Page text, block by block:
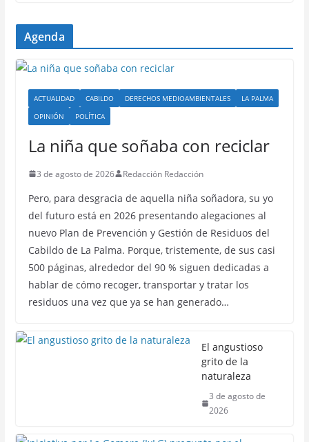
Agenda
ACTUALIDAD CABILDO DERECHOS MEDIOAMBIENTALES
LA PALMA
OPINIÓN
POLÍTICA
La niña que soñaba con reciclar
3 de agosto de 2026 Redacción Redacción
Pero, para desgracia de aquella niña soñadora, su yo
del futuro está en 2026 presentando alegaciones al
nuevo Plan de Prevención y Gestión de Residuos del
Cabildo de La Palma. Porque, tristemente, de sus casi
500 páginas, alrededor del 90 % siguen dedicadas a
hablar de cómo recoger, transportar y tratar los
residuos una vez que ya se han generado…
El angustioso
grito de la
naturaleza
3 de agosto de
2026